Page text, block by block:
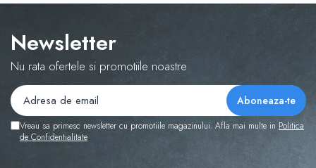
Newsletter
Nu rata ofertele si promotiile noastre
Vreau sa primesc newsletter cu promotiile magazinului. Afla mai multe in Politica
de Confidentialitate